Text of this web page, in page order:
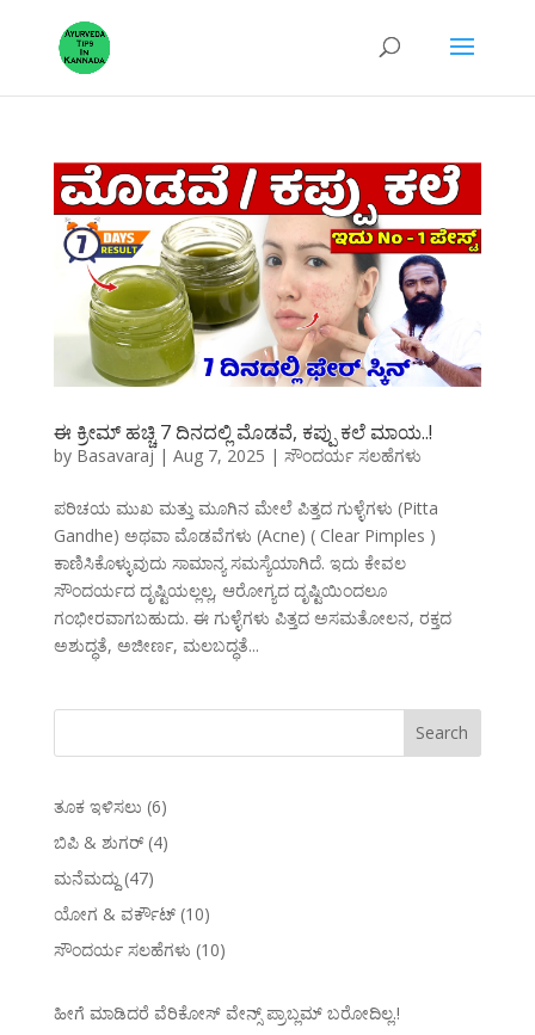
ಈ ಕ್ರೀಮ್ ಹಚ್ಚಿ 7 ದಿನದಲ್ಲಿ ಮೊಡವೆ, ಕಪ್ಪು ಕಲೆ ಮಾಯ..!
by Basavaraj| Aug 7, 2025 | ಸೌಂದರ್ಯ ಸಲಹೆಗಳು
ಪರಿಚಯ ಮುಖ ಮತ್ತು ಮೂಗಿನ ಮೇಲೆ ಪಿತ್ತದ ಗುಳ್ಳೆಗಳು (Pitta
Gandhe) ಅಥವಾ ಮೊಡವೆಗಳು (Acne) ( Clear Pimples )
ಕಾಣಿಸಿಕೊಳ್ಳುವುದು ಸಾಮಾನ್ಯ ಸಮಸ್ಯೆಯಾಗಿದೆ. ಇದು ಕೇವಲ
ಸೌಂದರ್ಯದ ದೃಷ್ಟಿಯಲ್ಲಲ್ಲ, ಆರೋಗ್ಯದ ದೃಷ್ಟಿಯಿಂದಲೂ
ಗಂಭೀರವಾಗಬಹುದು. ಈ ಗುಳ್ಳೆಗಳು ಪಿತ್ತದ ಅಸಮತೋಲನ, ರಕ್ತದ
ಅಶುದ್ಧತೆ, ಅಜೀರ್ಣ, ಮಲಬದ್ಧತೆ...
ತೂಕ ಇಳಿಸಲು (6)
ಬಿಪಿ & ಶುಗರ್(4)
ಮನೆಮದ್ದು (47)
ಯೋಗ & ವರ್ಕೌಟ್(10)
ಸೌಂದರ್ಯ ಸಲಹೆಗಳು (10)
ಹೀಗೆ ಮಾಡಿದರೆ ವೆರಿಕೋಸ್‌ ವೇನ್ಸ್‌ ಪ್ರಾಬ್ಲಮ್‌ ಬರೋದಿಲ್ಲ.!